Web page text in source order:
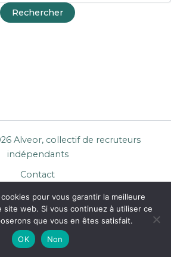
Alveor, collectif de recruteurs
indépendants
Contact
Mentions légales
Confidentialité
CGU Entreprises
pour vous garantir la meilleure
site web. Si vous continuez à utiliser ce
que vous en êtes satisfait.
OK
Non